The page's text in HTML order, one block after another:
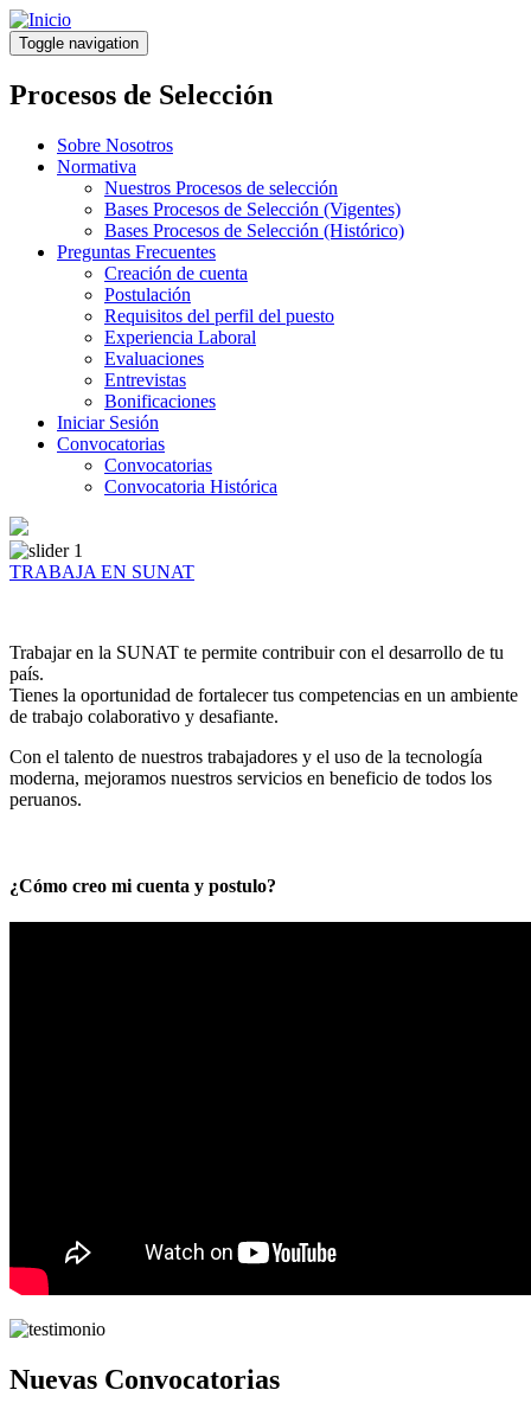
Pasar
al
contenido
principal
Toggle navigation
Procesos de Selección
Sobre Nosotros
Normativa
Nuestros Procesos de selección
Bases Procesos de Selección (Vigentes)
Bases Procesos de Selección (Histórico)
Preguntas Frecuentes
Creación de cuenta
Postulación
Requisitos del perfil del puesto
Experiencia Laboral
Evaluaciones
Entrevistas
Bonificaciones
Iniciar Sesión
Convocatorias
Convocatorias
Convocatoria Histórica
TRABAJA EN SUNAT
Trabajar en la SUNAT te permite contribuir con el desarrollo de tu
país.
Tienes la oportunidad de fortalecer tus competencias en un ambiente
de trabajo colaborativo y desafiante.
Con el talento de nuestros trabajadores y el uso de la tecnología
moderna, mejoramos nuestros servicios en beneficio de todos los
peruanos.
¿Cómo creo mi cuenta y postulo?
Nuevas Convocatorias